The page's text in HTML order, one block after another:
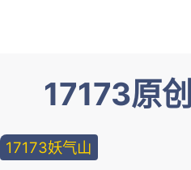
17173原
17173妖气山